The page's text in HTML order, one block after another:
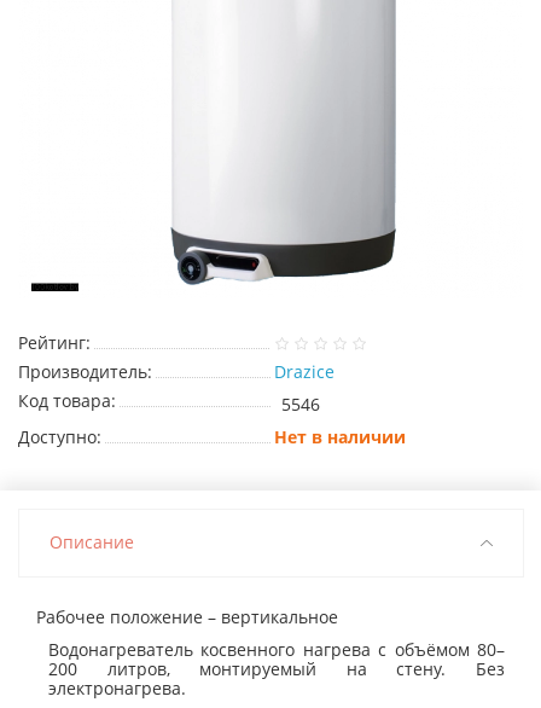
Рейтинг:
Производитель:
Drazice
Код товара:
5546
Доступно:
Нет в наличии
Описание
Рабочее положение – вертикальное
Водонагреватель косвенного нагрева с объёмом 80–
200 литров, монтируемый на стену. Без
электронагрева.